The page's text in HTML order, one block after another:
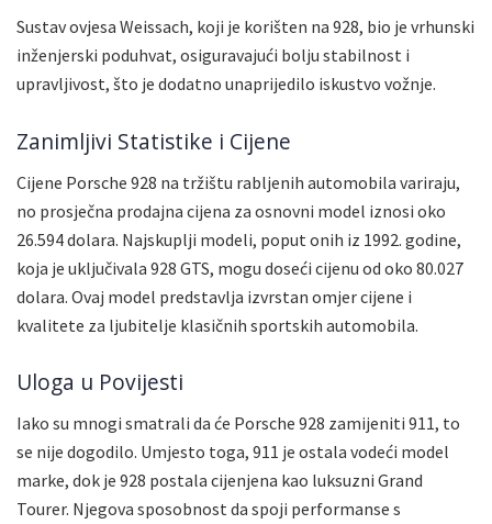
Sustav ovjesa Weissach, koji je korišten na 928, bio je vrhunski
inženjerski poduhvat, osiguravajući bolju stabilnost i
upravljivost, što je dodatno unaprijedilo iskustvo vožnje.
Zanimljivi Statistike i Cijene
Cijene Porsche 928 na tržištu rabljenih automobila variraju,
no prosječna prodajna cijena za osnovni model iznosi oko
26.594 dolara. Najskuplji modeli, poput onih iz 1992. godine,
koja je uključivala 928 GTS, mogu doseći cijenu od oko 80.027
dolara. Ovaj model predstavlja izvrstan omjer cijene i
kvalitete za ljubitelje klasičnih sportskih automobila.
Uloga u Povijesti
Iako su mnogi smatrali da će Porsche 928 zamijeniti 911, to
se nije dogodilo. Umjesto toga, 911 je ostala vodeći model
marke, dok je 928 postala cijenjena kao luksuzni Grand
Tourer. Njegova sposobnost da spoji performanse s